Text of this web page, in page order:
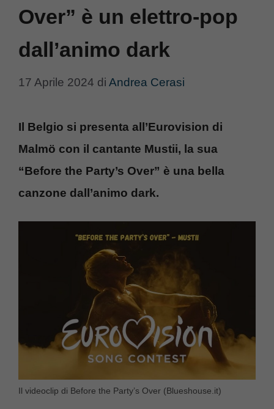
Over” è un elettro-pop
dall’animo dark
17 Aprile 2024 di Andrea Cerasi
Il Belgio si presenta all’Eurovision di
Malmö con il cantante Mustii, la sua
“Before the Party’s Over” è una bella
canzone dall’animo dark.
Il videoclip di Before the Party’s Over (Blueshouse.it)